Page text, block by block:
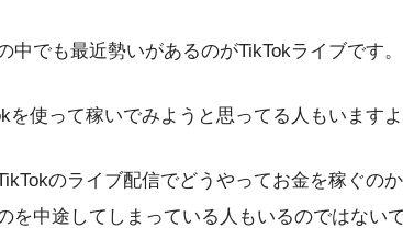
中でも最近勢いがあるのがTikTokライブです。
を使って稼いでみようと思ってる人もいますよ
のライブ配信でどうやってお金を稼ぐの
を中途してしまっている人もいるのではないで